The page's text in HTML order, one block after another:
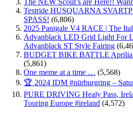
The NEW Scout’s are Here!!
Testride HUSQUARNA
SPASS! (6,806)
2025 Panigale V4 RACE | The
Advanblack LED Grid Light For
Advanblack ST Style Fairing
BUDGET BIKE BATTLE Aprilia
(5,861)
One meme at a time … (5,568)
🏆 2024 IDM #nürburgring –
PURE DRIVING Healy Pass,
Touring Europe #ireland (4,572)